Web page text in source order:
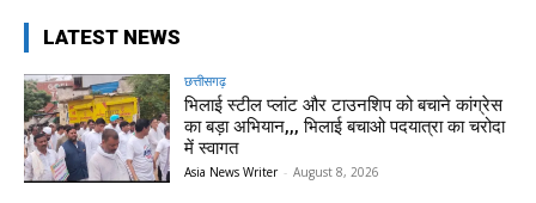
LATEST NEWS
छत्तीसगढ़
भिलाई स्टील प्लांट और टाउनशिप को बचाने कांग्रेस
का बड़ा अभियान,,, भिलाई बचाओ पदयात्रा का चरोदा
में स्वागत
Asia News Writer - August 8, 2026